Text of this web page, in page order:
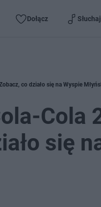
Dołącz Słuchaj
co działo się na Wyspie
Cola
się